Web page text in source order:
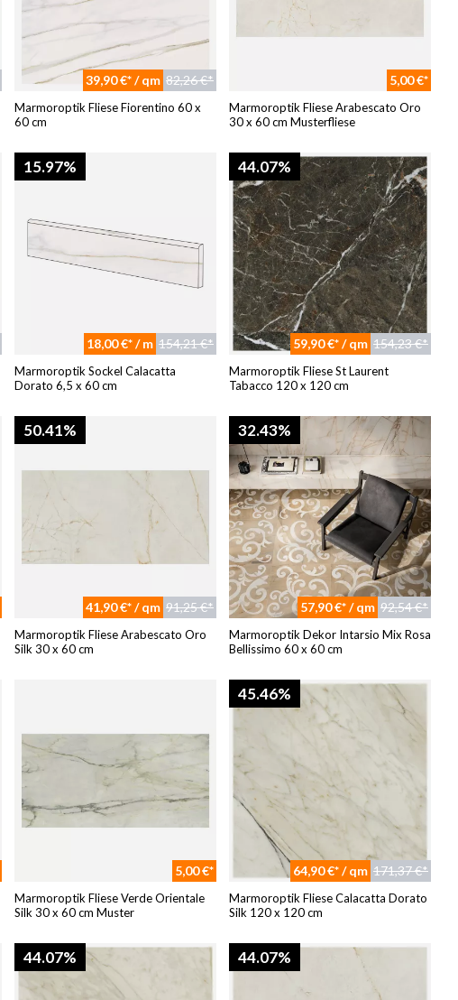
39,90 €* / qm 82,26 €*
Marmoroptik Fliese Fiorentino 60 x
60 cm
5,00 €*
Marmoroptik Fliese Arabescato Oro
30 x 60 cm Musterfliese
15.97%
18,00 €* / m 154,21 €*
Marmoroptik Sockel Calacatta
Dorato 6,5 x 60 cm
44.07%
59,90 €* / qm 154,23 €*
Marmoroptik Fliese St Laurent
Tabacco 120 x 120 cm
50.41%
41,90 €* / qm 91,25 €*
Marmoroptik Fliese Arabescato Oro
Silk 30 x 60 cm
32.43%
57,90 €* / qm 92,54 €*
Marmoroptik Dekor Intarsio Mix Rosa
Bellissimo 60 x 60 cm
5,00 €*
Marmoroptik Fliese Verde Orientale
Silk 30 x 60 cm Muster
45.46%
64,90 €* / qm 171,37 €*
Marmoroptik Fliese Calacatta Dorato
Silk 120 x 120 cm
44.07% 44.07%